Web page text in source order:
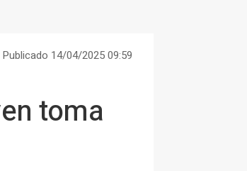
Publicado 14/04/2025 09:59
toma